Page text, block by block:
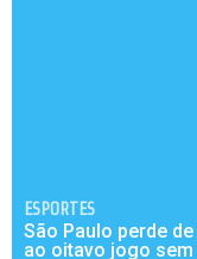
ESPORTES
São Paulo perde
ao oitavo jogo